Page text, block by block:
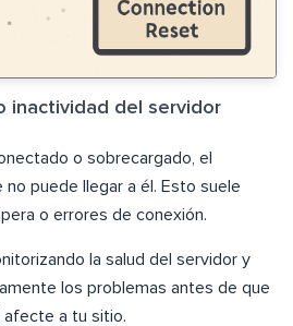
inactividad del servidor
o sobrecargado, el
puede llegar a él. Esto suele
o errores de conexión.
la salud del servidor y
los problemas antes de que
a tu sitio.